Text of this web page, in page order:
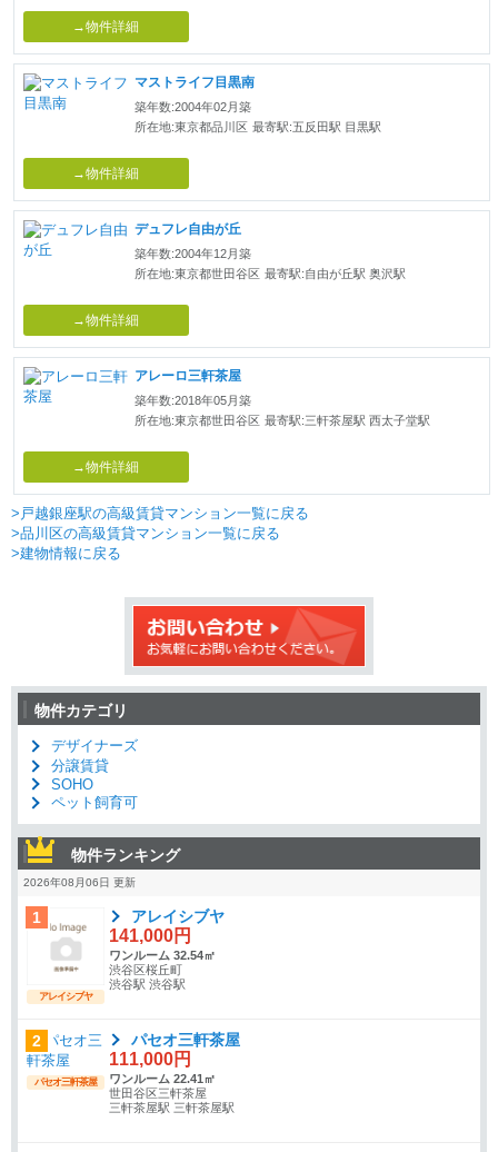
→物件詳細
マストライフ目黒南
築年数:2004年02月築
所在地:東京都品川区 最寄駅:五反田駅 目黒駅
→物件詳細
デュフレ自由が丘
築年数:2004年12月築
所在地:東京都世田谷区 最寄駅:自由が丘駅 奥沢駅
→物件詳細
アレーロ三軒茶屋
築年数:2018年05月築
所在地:東京都世田谷区 最寄駅:三軒茶屋駅 西太子堂駅
→物件詳細
>戸越銀座駅の高級賃貸マンション一覧に戻る
>品川区の高級賃貸マンション一覧に戻る
>建物情報に戻る
物件カテゴリ
デザイナーズ
分譲賃貸
SOHO
ペット飼育可
物件ランキング
2026年08月06日 更新
1
アレイシブヤ
アレイシブヤ
141,000円
ワンルーム 32.54㎡
渋谷区桜丘町
渋谷駅 渋谷駅
2
パセオ三軒茶屋
パセオ三軒茶屋
111,000円
ワンルーム 22.41㎡
世田谷区三軒茶屋
三軒茶屋駅 三軒茶屋駅